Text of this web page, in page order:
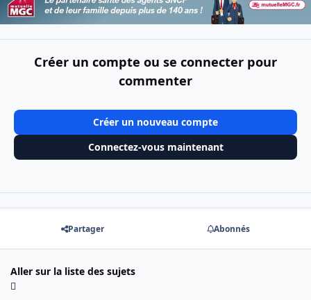
Créer un compte ou se connecter pour
commenter
Créer un nouveau compte
Connectez-vous maintenant
Partager Abonnés
Aller sur la liste des sujets